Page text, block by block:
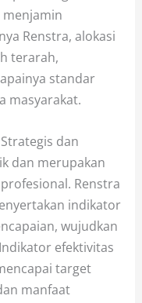
menjamin
Renstra, alokasi
terarah,
standar
masyarakat.
dan
dan merupakan
Renstra
indikator
wujudkan
efektivitas
target
manfaat